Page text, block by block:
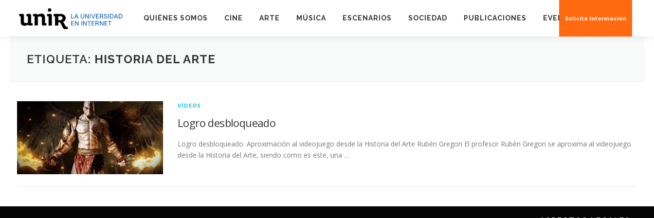
content
QUIÉNES SOMOS CINE ARTE MÚSICA ESCENARIOS SOCIEDAD PUBLICACIONES EVENTOS CREAS 3D
ETIQUETA: HISTORIA DEL ARTE
VÍDEOS
Logro desbloqueado
Logro desbloqueado. Aproximación al videojuego desde la Historia del Arte Rubén Gregori El profesor Rubén Gregori se aproxima al videojuego
desde la Historia del Arte, siendo como es este, una …
Solicita Información